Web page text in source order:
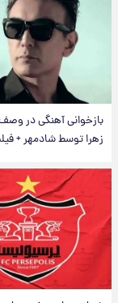
بازخوانی آهنگی در
زهرا توسط شادمهر +